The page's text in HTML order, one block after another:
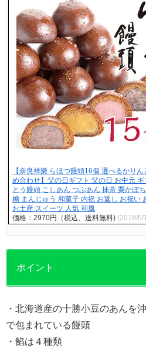
【奈良祥樂 らほつ饅頭16個 選べるかり
め合わせ】父の日ギフト 父の日 お中元 ギ
とう饅頭 こしあん つぶあん 抹茶 栗かぼ
糖 まんじゅう 和菓子 内祝 お返し お祝い
お土産 スイーツ 人気 和風
価格：2970円（税込、送料無料) (2018/6/
ポイント
・北海道産の十勝小豆のあんを
で包まれている饅頭
・餡は４種類